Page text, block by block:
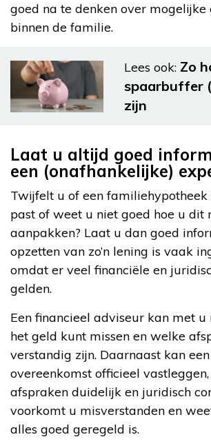
goed na te denken over mogelijke
binnen de familie.
Lees ook: Zo
spaarbuffer
zijn
Laat u altijd goed
een (onafhankelijke)
Twijfelt u of een
past of weet u niet goed hoe u dit
aanpakken? Laat u dan goed
opzetten van zo’n lening is vaak
omdat er veel financiële en
gelden.
Een financieel adviseur kan met u
het geld kunt missen en welke
verstandig zijn. Daarnaast kan
overeenkomst officieel
afspraken duidelijk en juridisch
voorkomt u misverstanden en
alles goed geregeld is.